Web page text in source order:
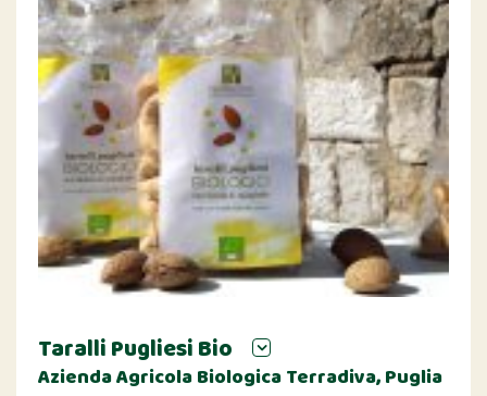
Taralli Pugliesi Bio
Azienda Agricola Biologica Terradiva, Puglia